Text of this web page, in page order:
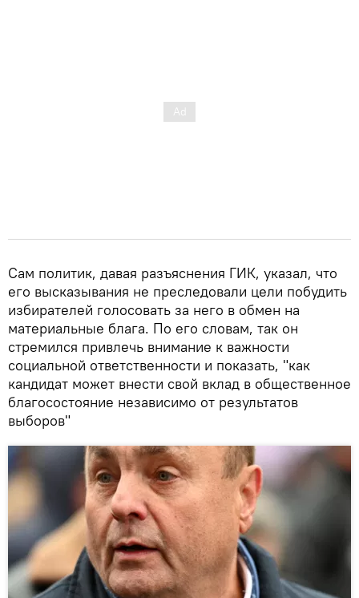
Сам политик, давая разъяснения ГИК, указал, что
его высказывания не преследовали цели побудить
избирателей голосовать за него в обмен на
материальные блага. По его словам, так он
стремился привлечь внимание к важности
социальной ответственности и показать, "как
кандидат может внести свой вклад в общественное
благосостояние независимо от результатов
выборов"